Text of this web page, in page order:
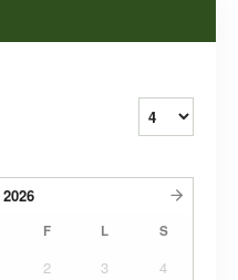
2026
F L S
2 3
4